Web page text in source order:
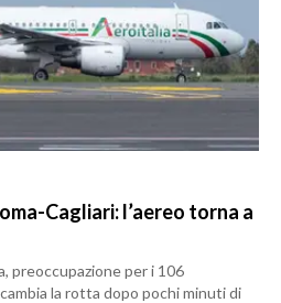
Cagliari: l’aereo torna a
preoccupazione per i 106
la rotta dopo pochi minuti di